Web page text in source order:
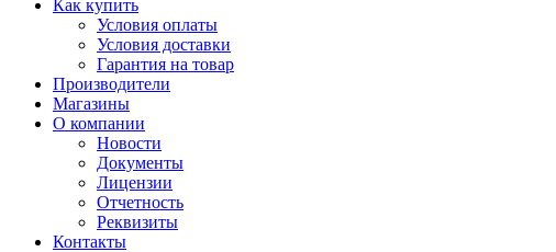
Как купить
Условия оплаты
Условия доставки
Гарантия на товар
Производители
Магазины
О компании
Новости
Документы
Лицензии
Отчетность
Реквизиты
Контакты